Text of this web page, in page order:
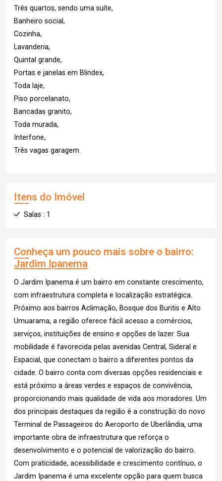
Três quartos, sendo uma suíte,
Banheiro social,
Cozinha,
Lavanderia,
Quintal grande,
Portas e janelas em Blindex,
Toda laje,
Piso porcelanato,
Bancadas granito,
Toda murada,
Interfone,
Três vagas garagem.
Itens do Imóvel
Salas : 1
Conheça um pouco mais sobre o bairro:
Jardim Ipanema
O Jardim Ipanema é um bairro em constante crescimento,
com infraestrutura completa e localização estratégica.
Próximo aos bairros Aclimação, Bosque dos Buritis e Alto
Umuarama, a região oferece fácil acesso a comércios,
serviços, instituições de ensino e opções de lazer. Sua
mobilidade é favorecida pelas avenidas Central, Sideral e
Espacial, que conectam o bairro a diferentes pontos da
cidade. O bairro conta com diversas opções residenciais e
está próximo a áreas verdes e espaços de convivência,
proporcionando mais qualidade de vida aos moradores. Um
dos principais destaques da região é a construção do novo
Terminal de Passageiros do Aeroporto de Uberlândia, uma
importante obra de infraestrutura que reforça o
desenvolvimento e o potencial de valorização do bairro.
Com praticidade, acessibilidade e crescimento contínuo, o
Jardim Ipanema é uma excelente opção para quem busca